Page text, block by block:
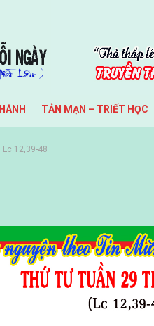
TẢN MẠN – TRIẾT HỌC
Lc 12,39-48